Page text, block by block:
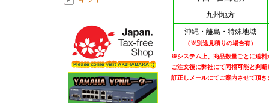
九州地方
沖縄・離島・特殊地域
（※別途見積りの場合有）
※システム上、商品数量ごとに送料
ご注文後に弊社にて同梱可能と判
訂正しメールにてご案内させて頂き